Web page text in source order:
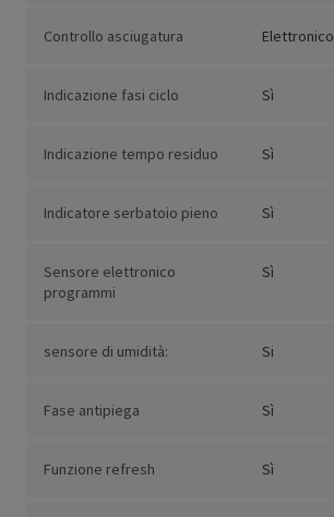
Controllo asciugatura Elettronico
Indicazione fasi ciclo Sì
Indicazione tempo residuo Sì
Indicatore serbatoio pieno Sì
Sensore elettronico
programmi
Sì
sensore di umidità: Si
Fase antipiega Sì
Funzione refresh Sì